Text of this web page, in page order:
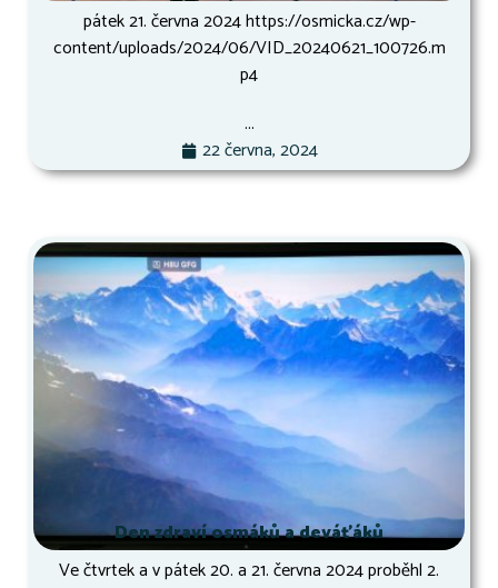
pátek 21. června 2024 https://osmicka.cz/wp-
content/uploads/2024/06/VID_20240621_100726.m
p4
...
22 června, 2024
Den zdraví osmáků a deváťáků
Ve čtvrtek a v pátek 20. a 21. června 2024 proběhl 2.